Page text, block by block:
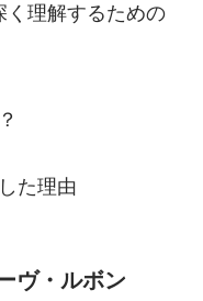
く理解するための
た理由
ヴ・ルボン